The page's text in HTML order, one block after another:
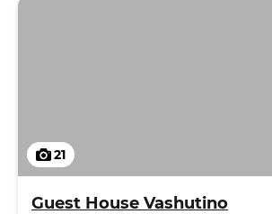
21
Guest House Vashutino